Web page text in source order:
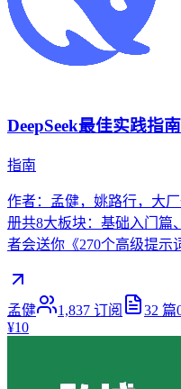
DeepSeek最佳实践指南
指南
作者：孟健，姚路行，大
册共8大板块：基础入门篇
者会送你《270个高级提示
孟健 1,837 订阅 32 篇
¥10